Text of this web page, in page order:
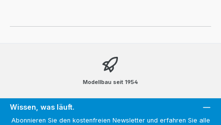
Modellbau seit 1954
Wissen, was läuft.
Abonnieren Sie den kostenfreien Newsletter und erfahren Sie alle